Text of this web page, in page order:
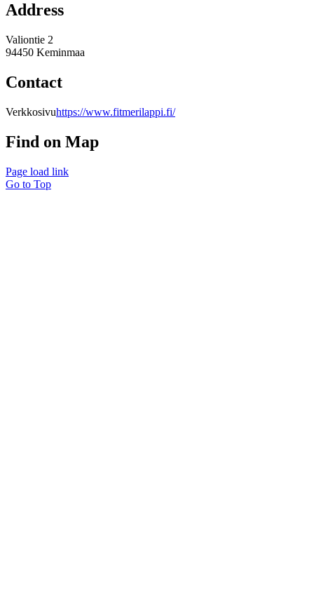
Address
Valiontie 2
94450 Keminmaa
Contact
Verkkosivuhttps://www.fitmerilappi.fi/
Find on Map
Page load link
Go to Top